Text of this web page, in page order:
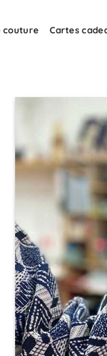
couture Cartes